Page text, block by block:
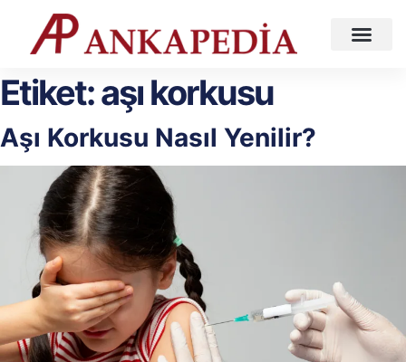
Etiket:aşı korkusu
Aşı Korkusu Nasıl Yenilir?